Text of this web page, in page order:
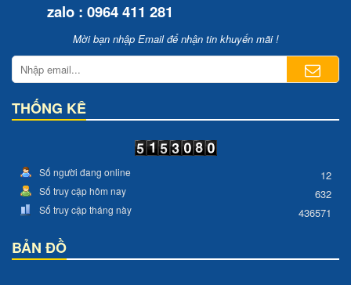
zalo : 0964 411 281
Mời bạn nhập Email để nhận tin khuyến mãi !
THỐNG KÊ
Số người đang online 12
Số truy cập hôm nay 632
Số truy cập tháng này 436571
BẢN ĐỒ